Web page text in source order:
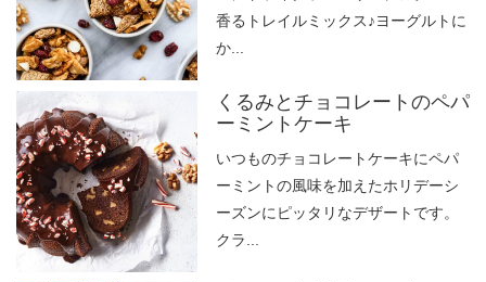
香るトレイルミックス♪ヨーグルトに
か...
くるみとチョコレートのペパ
ーミントケーキ
いつものチョコレートケーキにペパ
ーミントの風味を加えたホリデーシ
ーズンにピッタリなデザートです。
クラ...